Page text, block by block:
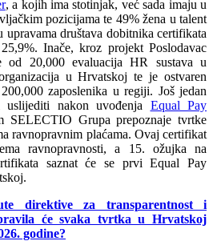
, a kojih ima stotinjak, već sada imaju u
pozicijama te 49% žena u talent
upravama društava dobitnika certifikata
Inače, kroz projekt Poslodavac
od 20,000 evaluacija HR sustava u
u Hrvatskoj te je ostvaren
zaposlenika u regiji. Još jedan
nakon uvođenja Equal Pay
SELECTIO Grupa prepoznaje tvrtke
ravnopravnim plaćama. Ovaj certifikat
ravnopravnosti, a 15. ožujka na
saznat će se prvi Equal Pay
direktive za transparentnost i
će svaka tvrtka u Hrvatskoj
godine?